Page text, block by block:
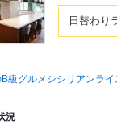
日替わり
級グルメシシリアンラ
況